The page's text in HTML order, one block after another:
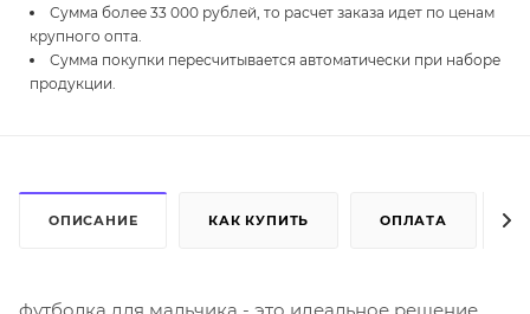
Сумма более 33 000 рублей, то расчет заказа идет по ценам
крупного опта.
Сумма покупки пересчитывается автоматически при наборе
продукции.
ОПИСАНИЕ КАК КУПИТЬ ОПЛАТА